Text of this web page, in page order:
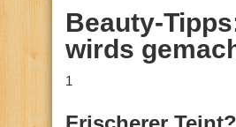
Beauty-
wirds
1